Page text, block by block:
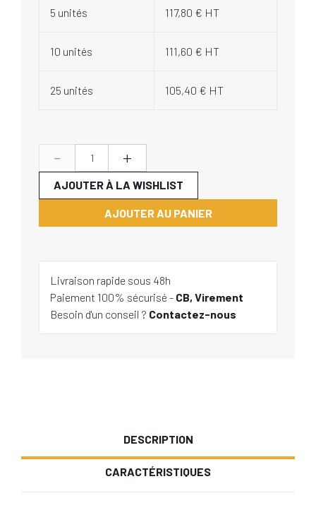
5 unités 117,80 € HT
10 unités 111,60 € HT
25 unités 105,40 € HT
- +
AJOUTER AU PANIER
AJOUTER À LA WISHLIST
Livraison rapide sous 48h
Paiement 100% sécurisé - CB, Virement
Besoin d'un conseil ? Contactez-nous
DESCRIPTION
CARACTÉRISTIQUES